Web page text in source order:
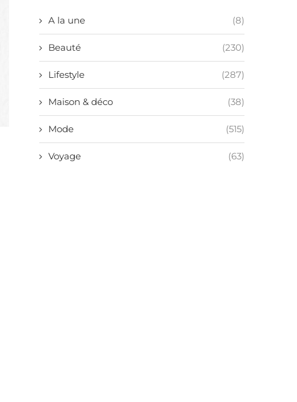
A la une (8)
Beauté (230)
Lifestyle (287)
Maison & déco (38)
Mode (515)
Voyage (63)